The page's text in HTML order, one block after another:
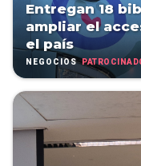
Entregan 18
ampliar el
el país
NEGOCIOS